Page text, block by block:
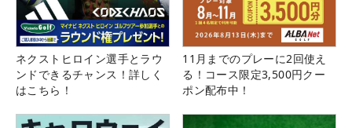
ネクストヒロイン選手とラウ
ンドできるチャンス！詳しく
はこちら！
11月までのプレーに2回使え
る！コース限定3,500円クー
ポン配布中！